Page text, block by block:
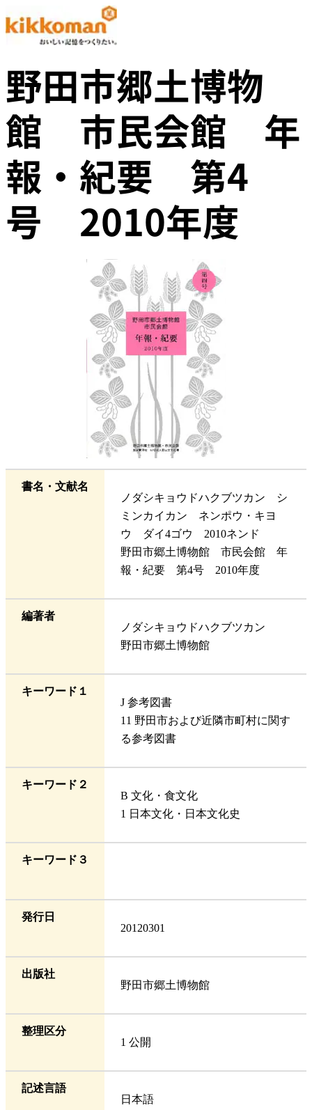
野田市郷土博物
館 市民会館 年
報・紀要 第4
号 2010年度
書名・文献名
ノダシキョウドハクブツカン シ
ミンカイカン ネンポウ・キヨ
ウ ダイ4ゴウ 2010ネンド
野田市郷土博物館 市民会館 年
報・紀要 第4号 2010年度
編著者
ノダシキョウドハクブツカン
野田市郷土博物館
キーワード１
J 参考図書
11 野田市および近隣市町村に関す
る参考図書
キーワード２
B 文化・食文化
1 日本文化・日本文化史
キーワード３
発行日
20120301
出版社
野田市郷土博物館
整理区分
1 公開
記述言語
日本語